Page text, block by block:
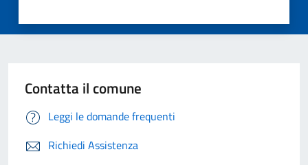
Contatta il comune
Leggi le domande frequenti
Richiedi Assistenza